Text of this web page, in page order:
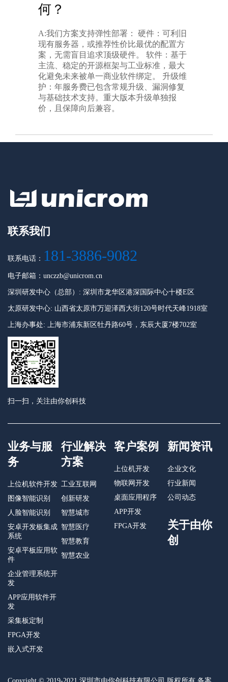
何？
A:我们方案支持弹性部署： 硬件：可利旧
现有服务器，或推荐性价比最优的配置方
案，无需盲目追求顶级硬件。 软件：基于
主流、稳定的开源框架与工业标准，最大
化避免未来被单一商业软件绑定。 升级维
护：年服务费已包含常规升级、漏洞修复
与基础技术支持。重大版本升级单独报
价，且保障向后兼容。
联系我们
联系电话： 181-3886-9082
电子邮箱：unczzb@unicrom.cn
深圳研发中心（总部）: 深圳市龙华区港深国际中心十楼E区
太原研发中心: 山西省太原市万迎泽西大街120号时代天峰1918室
上海办事处: 上海市浦东新区牡丹路60号，东辰大厦7楼702室
扫一扫，关注由你创科技
业务与服
务
上位机软件开发
图像智能识别
人脸智能识别
安卓开发板集成
系统
安卓平板应用软
件
企业管理系统开
发
APP应用软件开
发
采集板定制
FPGA开发
嵌入式开发
行业解决
方案
工业互联网
创新研发
智慧城市
智慧医疗
智慧教育
智慧农业
客户案例
上位机开发
物联网开发
桌面应用程序
APP开发
FPGA开发
新闻资讯
企业文化
行业新闻
公司动态
关于由你
创